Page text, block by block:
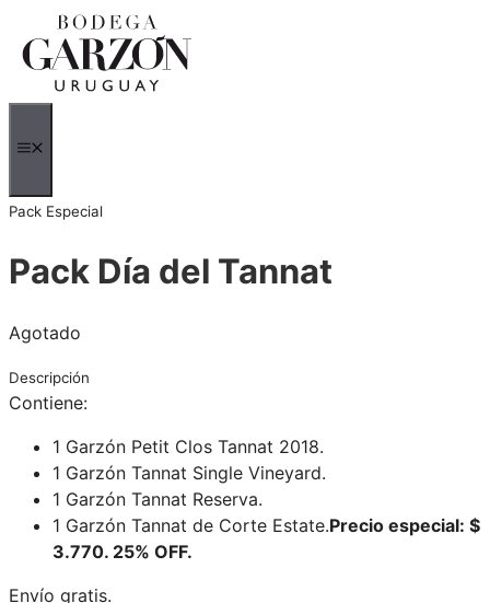
contenido
Pack Especial
Pack Día del Tannat
Agotado
Descripción
Contiene:
1 Garzón Petit Clos Tannat 2018.
1 Garzón Tannat Single Vineyard.
1 Garzón Tannat Reserva.
1 Garzón Tannat de Corte Estate.Precio especial: $
3.770. 25% OFF.
Envío gratis.